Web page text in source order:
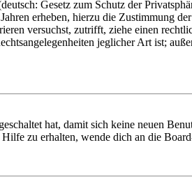
Gesetz zum Schutz der
erheben, hierzu die Zustimmung
versuchst, zutrifft, ziehe einen
jeglicher Art ist;
hat, damit sich keine neuen
zu erhalten, wende dich an die